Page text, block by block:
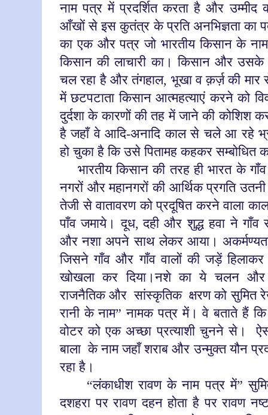
नाम पत्र में प्रदर्शित करता है और उम्मीद
आँखों से इस कुतंत्र के प्रति अनभिज्ञता का
का एक और पत्र जो भारतीय किसान के नाम
किसान की लाचारी का। किसान और
चल रहा है और तंगहाल, भूखा व क़र्ज़ की
में छटपटाता किसान आत्महत्याएं करने को
दुर्दशा के कारणों की तह में जाने की कोशिश
है जहाँ वे आदि-अनादि काल से चले आ रहे
हो चुका है कि उसे पितामह कहकर सम्बोधित
भारतीय किसान की तरह ही भारत के गाँव
नगरों और महानगरों की आर्थिक प्रगति
तेजी से वातावरण को प्रदूषित करने वाला
पाँव जमाये। दूध, दही और शुद्ध हवा ने गाँव
और नशा अपने साथ लेकर आया।
जिसने गाँव और गाँव वालों की जड़ें
खोखला कर दिया।नशे का ये चलन
राजनैतिक और सांस्कृतिक क्षरण को सुमित
रानी के नाम” नामक पत्र में। वे बताते हैं
वोटर को एक अच्छा प्रत्याशी चुनने से।
बाला के नाम जहाँ शराब और उन्मुक्त यौन
रहा है।
“लंकाधीश रावण के नाम पत्र में”
दशहरा पर रावण दहन होता है पर रावण